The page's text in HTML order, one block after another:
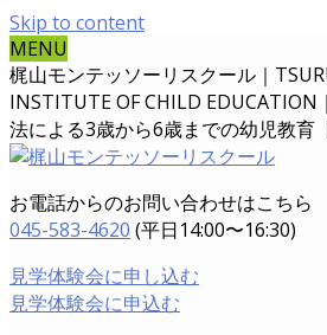
Skip to content
MENU
梶山モンテッソーリスクール｜
INSTITUTE OF CHILD EDUCATION｜
法による3歳から6歳までの幼児教育
お電話からのお問い合わせはこちら
045-583-4620 (平日14:00〜16:30)
見学体験会に申し込む
見学体験会に申込む